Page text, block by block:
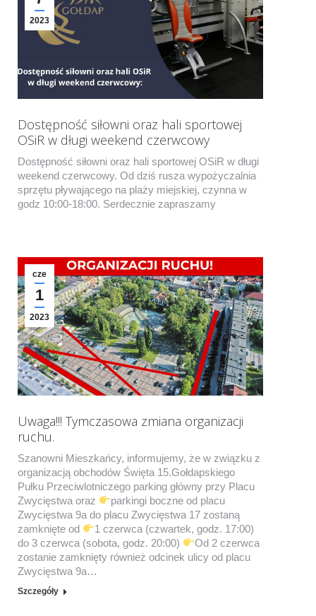
2023
Dostępność siłowni oraz hali sportowej
OSiR w długi weekend czerwcowy
Dostępność siłowni oraz hali sportowej OSiR w długi
weekend czerwcowy. Od dziś rusza wypożyczalnia
sprzętu pływającego na plaży miejskiej, czynna w
godz 10:00-18:00. Serdecznie zapraszamy
cze
1
2023
Uwaga!!! Tymczasowa zmiana organizacji
ruchu.
Szanowni Mieszkańcy, informujemy, że w związku z
organizacją obchodów Święta 15.Gołdapskiego
Pułku Przeciwlotniczego parking główny przy Placu
Zwycięstwa oraz
parkingi boczne od placu
Zwycięstwa 9a do placu Zwycięstwa 17 zostaną
zamknięte od
1 czerwca (czwartek, godz. 17:00)
do 3 czerwca (sobota, godz. 20:00)
Od 2 czerwca
zostanie zamknięty również odcinek ulicy od placu
Zwycięstwa 9a…
Szczegóły